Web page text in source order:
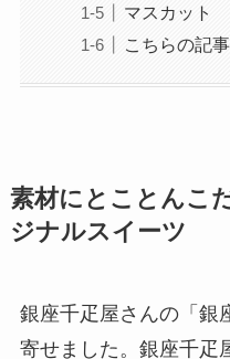
マスカット
こちらの記
素材にとことんこ
ジナルスイーツ
銀座千疋屋さんの「銀
寄せました。銀座千疋